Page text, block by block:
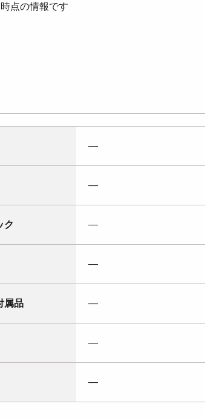
点の情報です
―
―
ク ―
―
属品 ―
―
―